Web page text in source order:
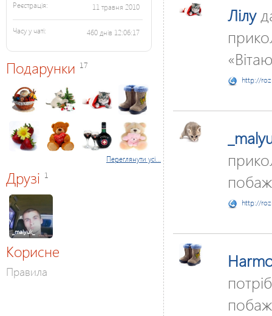
Реєстрація: 11 травня 2010
Часу у чаті: 460 днів 12:06:17
Подарунки 17
Переглянути усі...
Друзі 1
_malyuk_
Корисне
Правила
Лілу
http://
http://